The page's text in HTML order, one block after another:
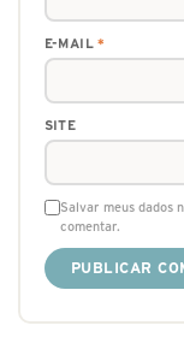
E-MAIL*
SITE
Salvar meus dados
comentar.